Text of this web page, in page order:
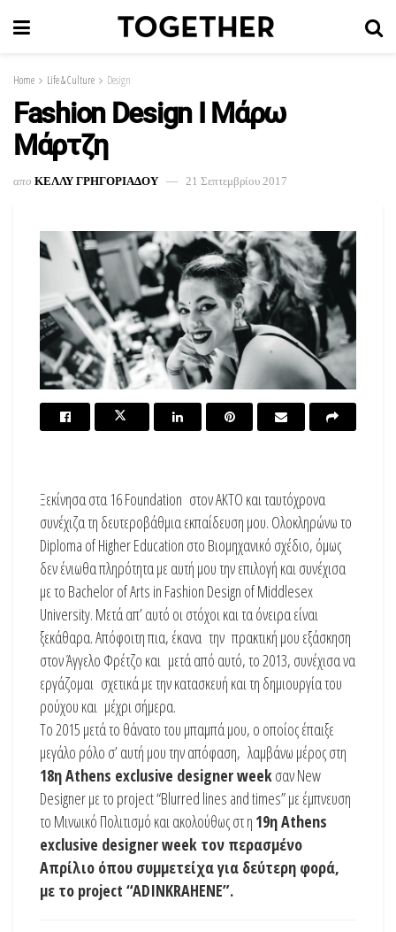
Home Life & Culture Design
Fashion Design Ι Μάρω
Μάρτζη
απο ΚΕΛΛΥ ΓΡΗΓΟΡΙΑΔΟΥ 21 Σεπτεμβρίου 2017
Ξεκίνησα στα 16 Foundation στoν ΑΚΤΟ και ταυτόχρονα
συνέχιζα τη δευτεροβάθμια εκπαίδευση μου. Ολοκληρώνω το
Diploma of Higher Education στο Βιομηχανικό σχέδιο, όμως
δεν ένιωθα πληρότητα με αυτή μου την επιλογή και συνέχισα
με το Bachelor of Arts in Fashion Design of Middlesex
University. Μετά απ’ αυτό οι στόχοι και τα όνειρα είναι
ξεκάθαρα. Απόφοιτη πια, έκανα την πρακτική μου εξάσκηση
στον Άγγελο Φρέτζο και μετά από αυτό, το 2013, συνέχισα να
εργάζομαι σχετικά με την κατασκευή και τη δημιουργία του
ρούχου και μέχρι σήμερα.
Το 2015 μετά το θάνατο του μπαμπά μου, ο οποίος έπαιξε
μεγάλο ρόλο σ’ αυτή μου την απόφαση, λαμβάνω μέρος στη
18ηAthens exclusive designer week σαν New
Designer με το project “Blurred lines and times” με έμπνευση
το Μινωικό Πολιτισμό και ακολούθως στ η 19ηAthens
exclusive designer week τον περασμένο
Απρίλιο όπου συμμετείχα για δεύτερη φορά,
με το project “ADINKRAHENE”.